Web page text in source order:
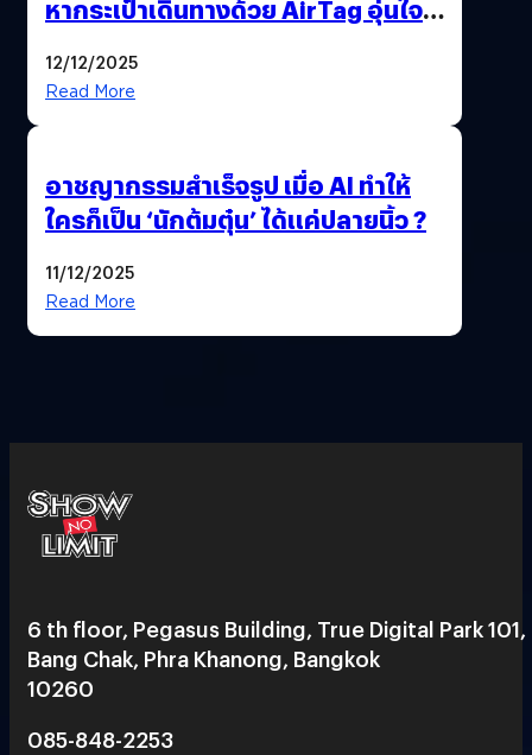
หากระเป๋าเดินทางด้วย AirTag อุ่นใจ
12/12/2025
Read More
อาชญากรรมสำเร็จรูป เมื่อ AI ทำให้
ใครก็เป็น ‘นักต้มตุ๋น’ ได้แค่ปลายนิ้ว ?
11/12/2025
Read More
6 th floor, Pegasus Building, True Digital Park 101,
Bang Chak, Phra Khanong, Bangkok
10260
085-848-2253